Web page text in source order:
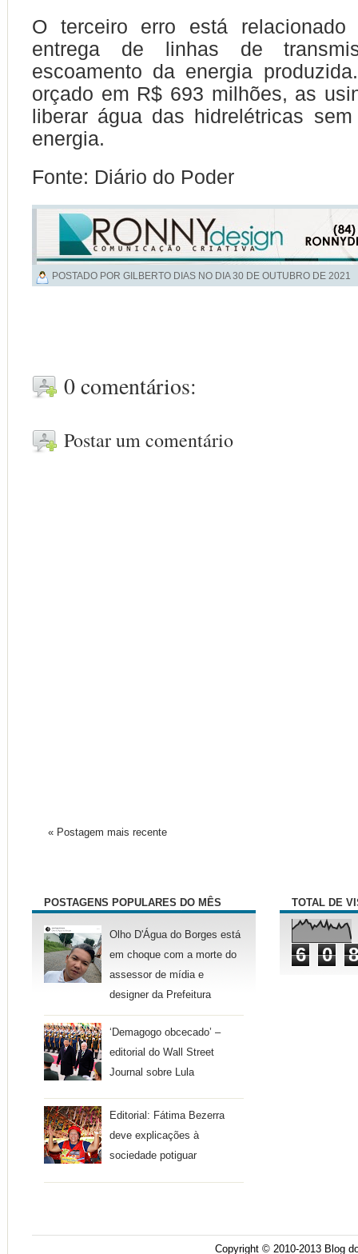
O terceiro erro está
entrega de linhas de
escoamento da energia
orçado em R$ 693 milhões, as
liberar água das hidrelétricas
energia.
Fonte: Diário do Poder
POSTADO POR GILBERTO DIAS NO DIA30 DE OUTUBRO DE 2021
0 comentários:
Postar um comentário
« Postagem mais recente
POSTAGENS POPULARES DO MÊS
Olho D'Água do Borges está
em choque com a morte do
assessor de mídia e
designer da Prefeitura
‘Demagogo obcecado’ –
editorial do Wall Street
Journal sobre Lula
Editorial: Fátima Bezerra
deve explicações à
sociedade potiguar
TOTAL DE
6 0 8
Copyright © 2010-2013 Blog